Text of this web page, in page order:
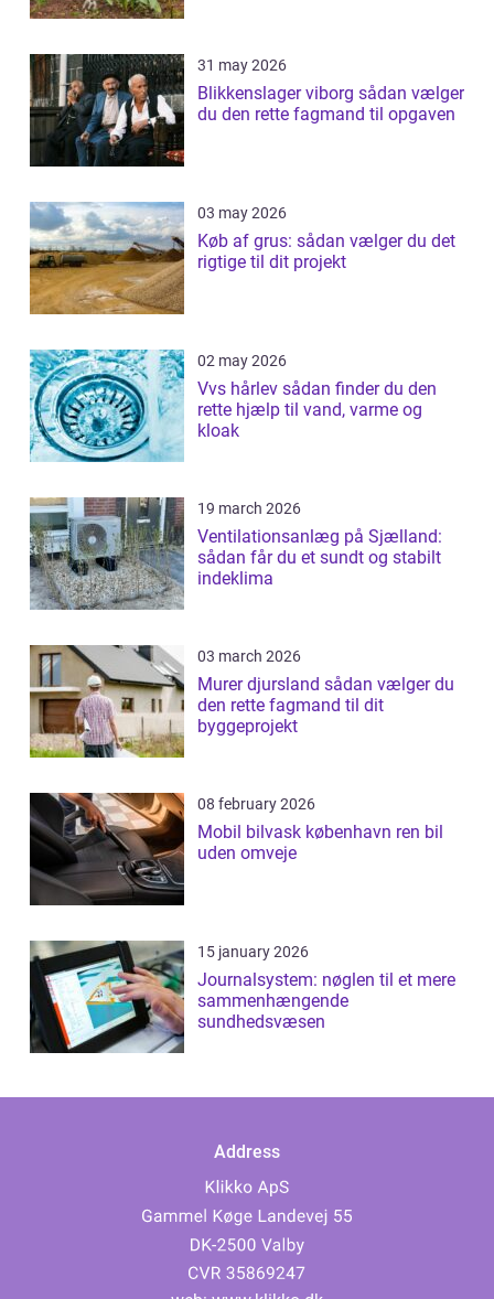
31 may 2026
Blikkenslager viborg sådan vælger
du den rette fagmand til opgaven
03 may 2026
Køb af grus: sådan vælger du det
rigtige til dit projekt
02 may 2026
Vvs hårlev sådan finder du den
rette hjælp til vand, varme og
kloak
19 march 2026
Ventilationsanlæg på Sjælland:
sådan får du et sundt og stabilt
indeklima
03 march 2026
Murer djursland sådan vælger du
den rette fagmand til dit
byggeprojekt
08 february 2026
Mobil bilvask københavn ren bil
uden omveje
15 january 2026
Journalsystem: nøglen til et mere
sammenhængende
sundhedsvæsen
Address